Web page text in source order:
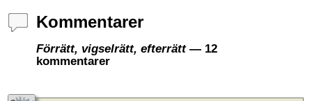
Kommentarer
Förrätt, vigselrätt, efterrätt— 12
kommentarer